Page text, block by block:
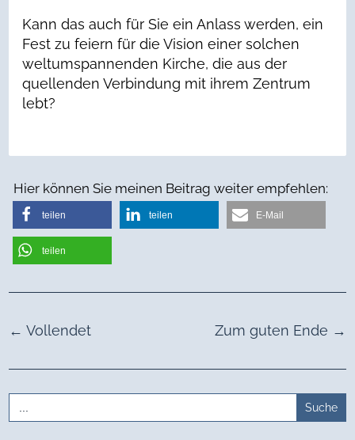
Kann das auch für Sie ein Anlass werden, ein
Fest zu feiern für die Vision einer solchen
weltumspannenden Kirche, die aus der
quellenden Verbindung mit ihrem Zentrum
lebt?
Hier können Sie meinen Beitrag weiter empfehlen:
teilen teilen E-Mail
teilen
←Vollendet Zum guten Ende →
Search
for: